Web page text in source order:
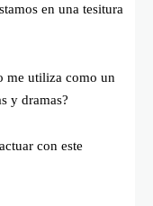
en una tesitura
me utiliza como un
y dramas?
con este